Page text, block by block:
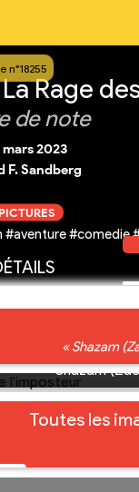
n°18255
Rage
de note
mars 2023
F. Sandberg
#aventure #comedie
« Shazam
Shazam
Toutes les